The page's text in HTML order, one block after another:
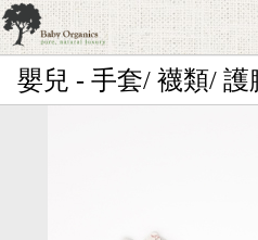
首頁
嬰兒 - 手套/ 襪類/ 護